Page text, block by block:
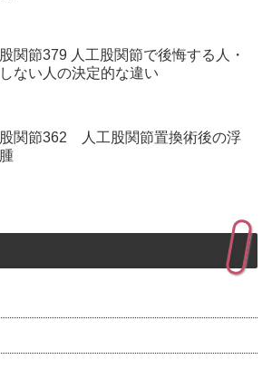
股関節379 人工股関節で後悔する人・
しない人の決定的な違い
股関節362 人工股関節置換術後の浮
腫